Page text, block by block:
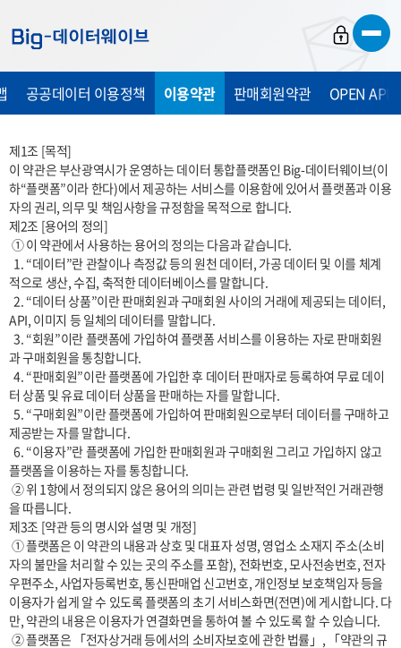
가
기
가
기
가
기
공공데이터 이용정책 이용약관 판매회원약관 OPEN API
제1조 [목적]
이 약관은 부산광역시가 운영하는 데이터 통합플랫폼인 Big-데이터웨이브(이
하“플랫폼”이라 한다)에서 제공하는 서비스를 이용함에 있어서 플랫폼과 이용
자의 권리, 의무 및 책임사항을 규정함을 목적으로 합니다.
제2조 [용어의 정의]
적으로 생산, 수집, 축적한 데이터베이스를 말합니다.
  2. “데이터 상품”이란 판매회원과 구매회원 사이의 거래에 제공되는 데이터,
API, 이미지 등 일체의 데이터를 말합니다.
  3. “회원”이란 플랫폼에 가입하여 플랫폼 서비스를 이용하는 자로 판매회원
과 구매회원을 통칭합니다.
  4. “판매회원”이란 플랫폼에 가입한 후 데이터 판매자로 등록하여 무료 데이
터 상품 및 유료 데이터 상품을 판매하는 자를 말합니다.
  5. “구매회원”이란 플랫폼에 가입하여 판매회원으로부터 데이터를 구매하고
제공받는 자를 말합니다.
  6. “이용자”란 플랫폼에 가입한 판매회원과 구매회원 그리고 가입하지 않고
플랫폼을 이용하는 자를 통칭합니다.
을 따릅니다.
제3조 [약관 등의 명시와 설명 및 개정]
자의 불만을 처리할 수 있는 곳의 주소를 포함), 전화번호, 모사전송번호, 전자
우편주소, 사업자등록번호, 통신판매업 신고번호, 개인정보 보호책임자 등을
이용자가 쉽게 알 수 있도록 플랫폼의 초기 서비스화면(전면)에 게시합니다. 다
만, 약관의 내용은 이용자가 연결화면을 통하여 볼 수 있도록 할 수 있습니다.